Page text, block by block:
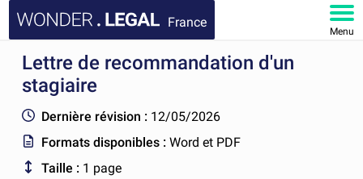
France
Menu
ACCUEIL
FAQ
Lettre de recommandation d'un
stagiaire
Dernière révision : 12/05/2026
Formats disponibles :Word et PDF
Taille : 1 page